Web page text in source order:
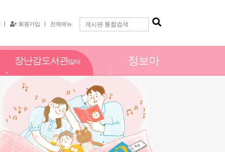
회원가입 전체메뉴
장난감도서관(갈매
정보마